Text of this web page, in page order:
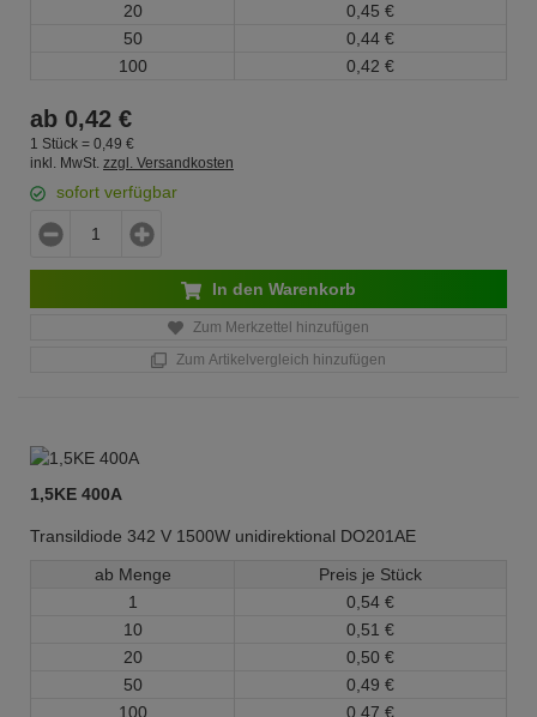
20
0, 45 €
50
0, 44 €
100
0, 42 €
ab 0,42 €
1 Stück = 0, 49 €
inkl. MwSt. zzgl. Versandkosten
sofort verfügbar
In den Warenkorb
Zum Merkzettel hinzufügen
Zum Artikelvergleich hinzufügen
1,5KE 400A
Transildiode 342 V 1500W unidirektional DO201AE
ab Menge
Preis je Stück
1
0, 54 €
10
0, 51 €
20
0, 50 €
50
0, 49 €
100
0, 47 €